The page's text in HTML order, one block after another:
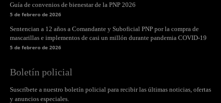
Guía de convenios de bienestar de la PNP 2026
5 de febrero de 2026
Sentencian a 12 años a Comandante y Suboficial PNP por la compra de
mascarillas e implementos de casi un millón durante pandemia COVID-19
5 de febrero de 2026
Boletín policial
Suscríbete a nuestro boletín policial para recibir las últimas noticias, ofertas
y anuncios especiales.